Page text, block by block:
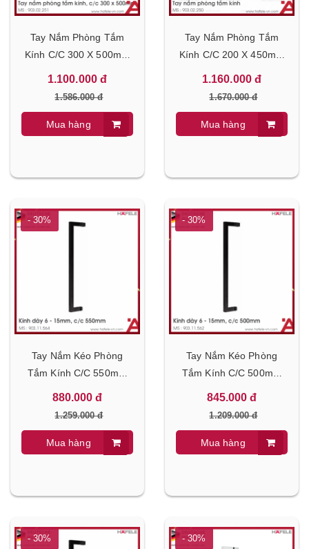
Tay Nắm Phòng Tắm
Kính C/C 300 X 500mm
Hafele 903.02.251
1.100.000 đ
1.586.000 đ
Mua hàng
Tay Nắm Phòng Tắm
Kính C/C 200 X 450mm
Hafele 903.02.250
1.160.000 đ
1.670.000 đ
Mua hàng
- 30%
Tay Nắm Kéo Phòng
Tắm Kính C/C 550mm
Hafele 903.11.564
880.000 đ
1.259.000 đ
Mua hàng
- 30%
Tay Nắm Kéo Phòng
Tắm Kính C/C 500mm
Hafele 903.11.562
845.000 đ
1.209.000 đ
Mua hàng
- 30% - 30%